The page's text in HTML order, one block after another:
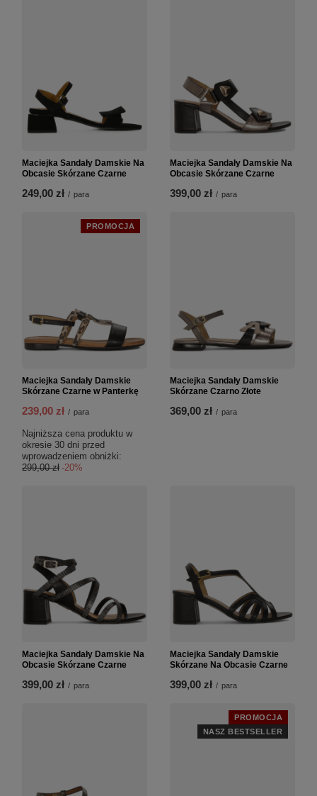
Maciejka Sandały Damskie Na
Obcasie Skórzane Czarne
249,00 zł / para
Maciejka Sandały Damskie Na
Obcasie Skórzane Czarne
399,00 zł / para
PROMOCJA
Maciejka Sandały Damskie
Skórzane Czarne w Panterkę
239,00 zł / para
Najniższa cena produktu w
okresie 30 dni przed
wprowadzeniem obniżki:
299,00 zł -20%
Maciejka Sandały Damskie
Skórzane Czarno Złote
369,00 zł / para
Maciejka Sandały Damskie Na
Obcasie Skórzane Czarne
399,00 zł / para
Maciejka Sandały Damskie
Skórzane Na Obcasie Czarne
399,00 zł / para
PROMOCJA
NASZ BESTSELLER